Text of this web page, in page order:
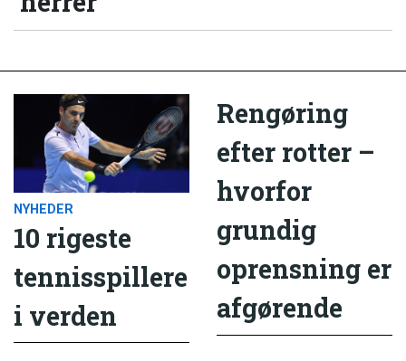
NYHEDER
10 rigeste
tennisspillere
i verden
Rengøring
efter rotter –
hvorfor
grundig
oprensning er
afgørende